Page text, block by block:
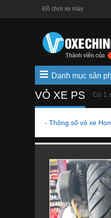
Đồ chơi xe máy
Danh mục sản
VỎ XE PS Có 1
- Thông số vỏ xe